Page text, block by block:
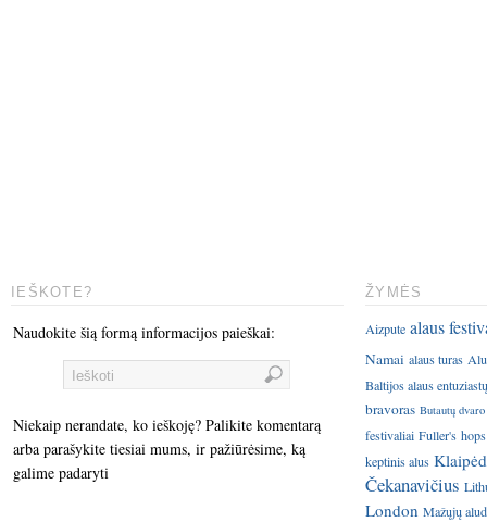
IEŠKOTE?
Naudokite šią formą informacijos paieškai:
Niekaip nerandate, ko ieškoję? Palikite komentarą
arba parašykite tiesiai mums, ir pažiūrėsime, ką
galime padaryti
ŽYMĖS
Aizpute alaus
Namai alaus turas
Baltijos alaus
bravoras Butautų dvaro
festivaliai Fuller's hops
keptinis alus
Čekanavičius
London Mažųjų